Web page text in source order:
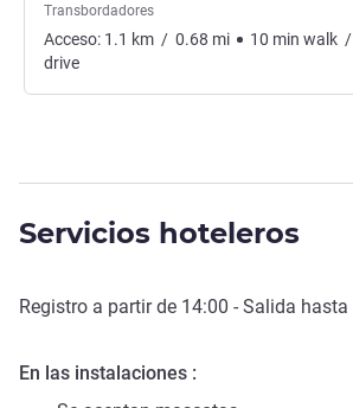
Transbordadores
Acceso: 1.1 km / 0.68 mi 10 min walk /
drive
Servicios hoteleros
Registro a partir de 14:00 - Salida hasta
En las instalaciones